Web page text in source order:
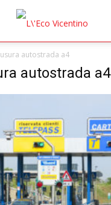
autostrada a4
autostrada a4